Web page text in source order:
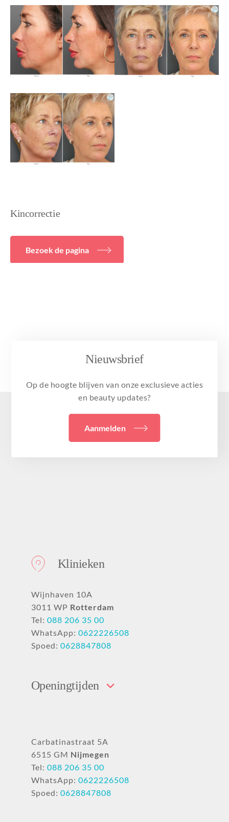
Kincorrectie
Bezoek de pagina
Nieuwsbrief
Op de hoogte blijven van onze exclusieve acties
en beauty updates?
Aanmelden
Klinieken
Wijnhaven 10A
3011 WP Rotterdam
Tel: 088 206 35 00
WhatsApp: 0622226508
Spoed: 0628847808
Openingtijden
Carbatinastraat 5A
6515 GM Nijmegen
Tel: 088 206 35 00
WhatsApp: 0622226508
Spoed: 0628847808